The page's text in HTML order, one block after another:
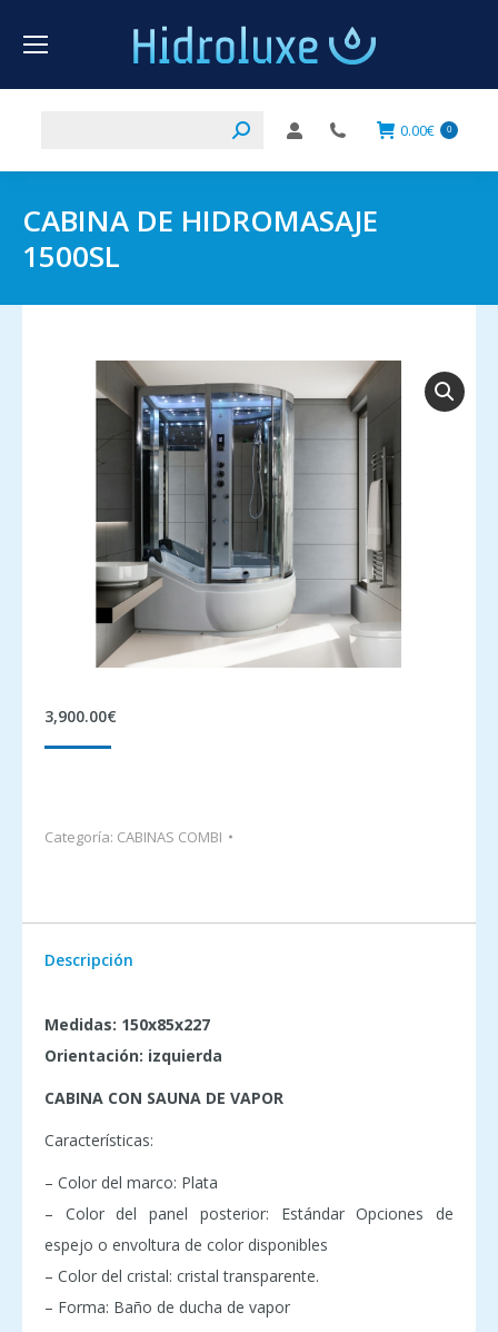
0.00€ 0
CABINA DE HIDROMASAJE
1500SL
3,900.00€
Categoría: CABINAS COMBI
Descripción
Medidas: 150x85x227
Orientación: izquierda
CABINA CON SAUNA DE VAPOR
Características:
– Color del marco: Plata
– Color del panel posterior: Estándar Opciones de
espejo o envoltura de color disponibles
– Color del cristal: cristal transparente.
– Forma: Baño de ducha de vapor